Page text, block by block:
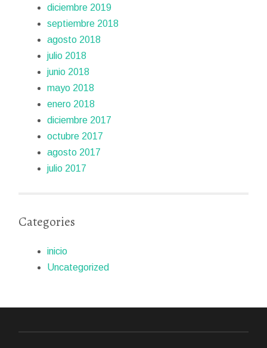
diciembre 2019
septiembre 2018
agosto 2018
julio 2018
junio 2018
mayo 2018
enero 2018
diciembre 2017
octubre 2017
agosto 2017
julio 2017
Categories
inicio
Uncategorized